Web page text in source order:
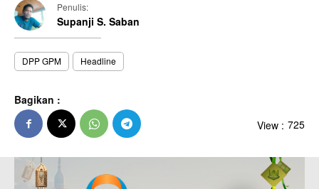
Penulis:
Supanji S. Saban
DPP GPM Headline
Bagikan :
View : 725